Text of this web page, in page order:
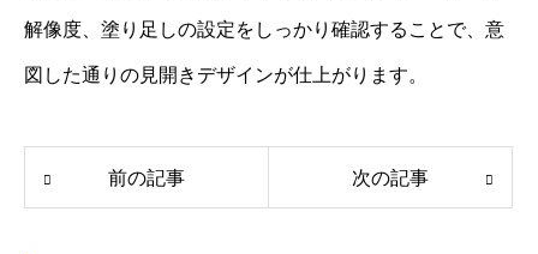
解像度、塗り足しの設定をしっかり確認することで、意
図した通りの見開きデザインが仕上がります。
前の記事 次の記事